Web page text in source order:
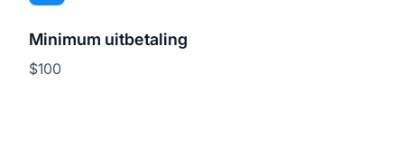
Minimum uitbetaling
$100